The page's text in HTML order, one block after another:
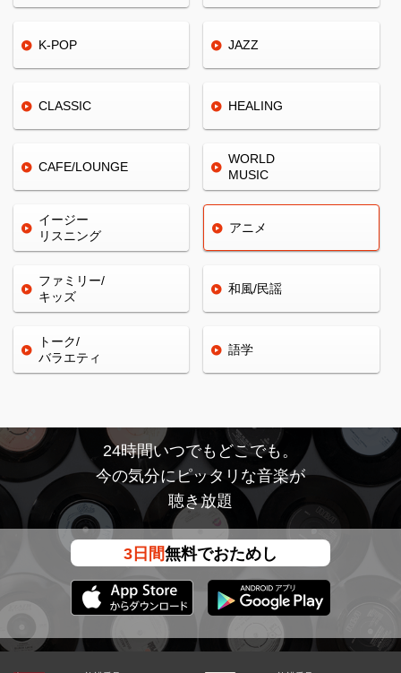
K-POP JAZZ
CLASSIC HEALING
CAFE/LOUNGE
WORLD
MUSIC
イージー
リスニング
アニメ
ファミリー/
キッズ
和風/民謡
トーク/
バラエティ
語学
24時間いつでもどこでも。
今の気分にピッタリな音楽が
聴き放題
3日間無料でおためし